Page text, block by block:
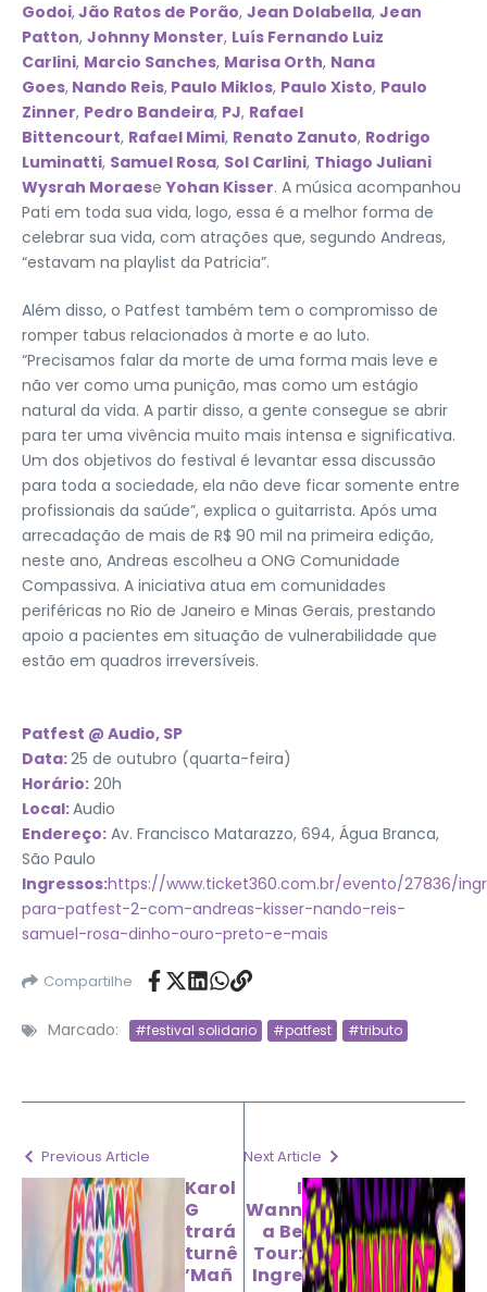
Godoi,Jão Ratos de Porão, Jean Dolabella, Jean
Patton, Johnny Monster, Luís Fernando Luiz
Carlini, Marcio Sanches, Marisa Orth, Nana
Goes, Nando Reis, Paulo Miklos, Paulo Xisto, Paulo
Zinner, Pedro Bandeira, PJ, Rafael
Bittencourt, Rafael Mimi, Renato Zanuto, Rodrigo
Luminatti, Samuel Rosa, Sol Carlini, Thiago Juliani
Wysrah MoraeseYohan Kisser. A música acompanhou
Pati em toda sua vida, logo, essa é a melhor forma de
celebrar sua vida, com atrações que, segundo Andreas,
“estavam na playlist da Patricia”.
Além disso, o Patfest também tem o compromisso de
romper tabus relacionados à morte e ao luto.
“Precisamos falar da morte de uma forma mais leve e
não ver como uma punição, mas como um estágio
natural da vida. A partir disso, a gente consegue se abrir
para ter uma vivência muito mais intensa e significativa.
Um dos objetivos do festival é levantar essa discussão
para toda a sociedade, ela não deve ficar somente entre
profissionais da saúde”, explica o guitarrista. Após uma
arrecadação de mais de R$ 90 mil na primeira edição,
neste ano, Andreas escolheu a ONG Comunidade
Compassiva. A iniciativa atua em comunidades
periféricas no Rio de Janeiro e Minas Gerais, prestando
apoio a pacientes em situação de vulnerabilidade que
estão em quadros irreversíveis.
Patfest @ Audio, SP
Data:25 de outubro (quarta-feira)
Horário: 20h
Local:Audio
Endereço: Av. Francisco Matarazzo, 694, Água Branca,
São Paulo
Ingressos:https://www.ticket360.com.br/evento/27836/
para-patfest-2-com-andreas-kisser-nando-reis-
samuel-rosa-dinho-ouro-preto-e-mais
Compartilhe
Marcado: #festival solidario #patfest #tributo
Previous Article
Karol
G
trará
turnê
’Mañ
Next Article
I
Wann
a Be
Tour:
Ingre